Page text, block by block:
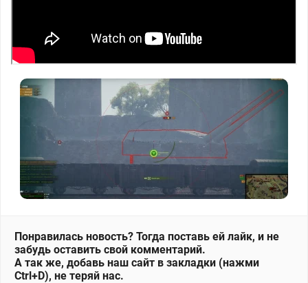
Понравилась новость? Тогда поставь ей лайк, и не
забудь оставить свой комментарий.
А так же, добавь наш сайт в закладки (нажми
Ctrl+D), не теряй нас.